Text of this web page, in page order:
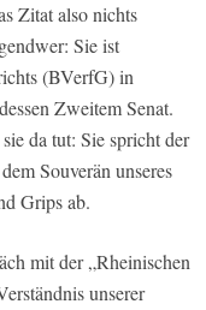
Zitat also nichts
Sie ist
(BVerfG) in
Zweitem Senat.
da tut: Sie spricht der
Souverän unseres
Grips ab.
mit der „Rheinischen
unserer